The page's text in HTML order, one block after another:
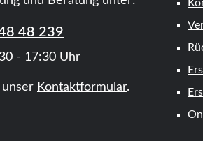
48 239
- 17:30 Uhr
Kontaktformular.